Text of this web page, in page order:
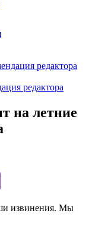
редактора
редактора
на летние
извинения. Мы